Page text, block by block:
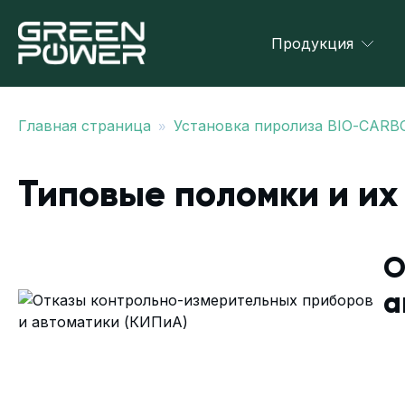
Продукция
Главная страница » Установка пиролиза BIO-
Типовые поломки и